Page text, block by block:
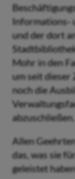
Informations-
und der dort
Mohr in den
um seit dieser
noch die
abzuschließen.
Allen
das, was sie
geleistet